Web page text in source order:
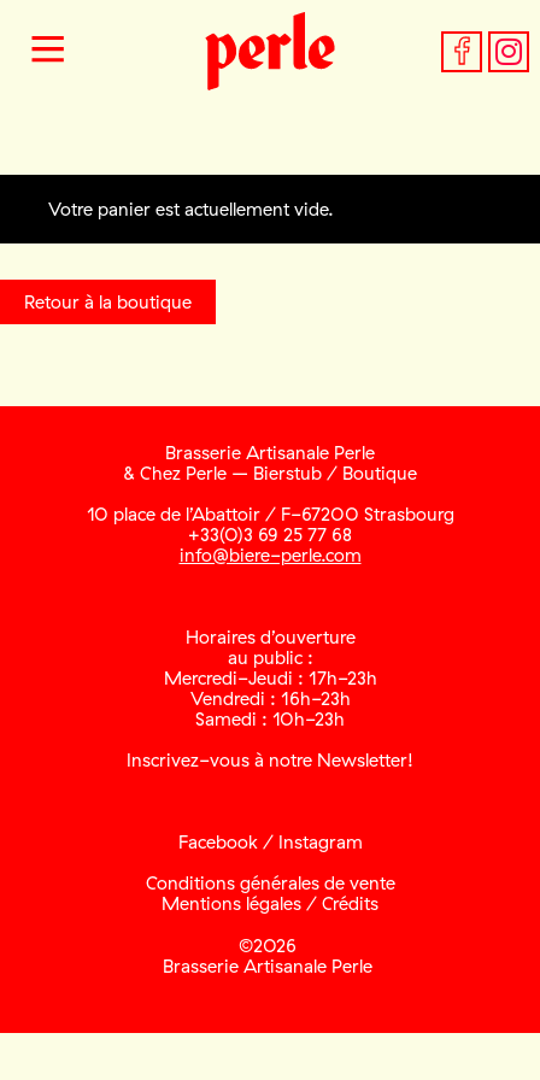
Votre panier est actuellement vide.
Retour à la boutique
Brasserie Artisanale Perle
& Chez Perle – Bierstub / Boutique
10 place de l’Abattoir / F-67200 Strasbourg
+33(0)3 69 25 77 68
info@biere-perle.com
Horaires d’ouverture
au public :
Mercredi-Jeudi : 17h-23h
Vendredi : 16h-23h
Samedi : 10h-23h
Inscrivez-vous à notre Newsletter!
Facebook/ Instagram
Conditions générales de vente
Mentions légales / Crédits
©2026
Brasserie Artisanale Perle